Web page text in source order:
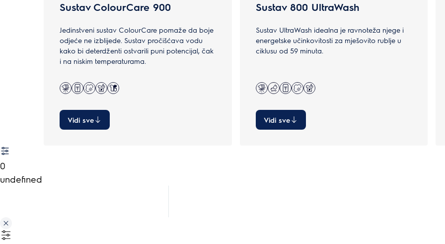
Sustav ColourCare 900
Jedinstveni sustav ColourCare pomaže da boje
odjeće ne izblijede. Sustav pročišćava vodu
kako bi deterdženti ostvarili puni potencijal, čak
i na niskim temperaturama.
Vidi sve
Sustav 800 UltraWash
Sustav UltraWash idealna je ravnoteža njege i
energetske učinkovitosti za mješovito rublje u
ciklusu od 59 minuta.
Vidi sve
0
undefined